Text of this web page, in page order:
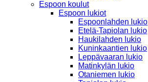
Espoon koulut
Espoon lukiot
Espoonlahden lukio
Etelä-Tapiolan lukio
Haukilahden lukio
Kuninkaantien lukio
Leppävaaran lukio
Matinkylän lukio
Otaniemen lukio